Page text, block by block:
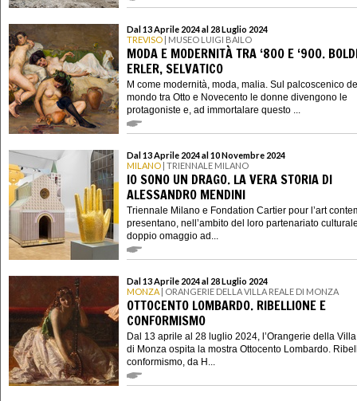
Dal 13 Aprile 2024 al 28 Luglio 2024
TREVISO | MUSEO LUIGI BAILO
MODA E MODERNITÀ TRA ‘800 E ‘900.
ERLER, SELVATICO
M come modernità, moda, malia. Sul palcoscenico
mondo tra Otto e Novecento le donne divengono le
protagoniste e, ad immortalare questo ...
Dal 13 Aprile 2024 al 10 Novembre 2024
MILANO | TRIENNALE MILANO
IO SONO UN DRAGO. LA VERA STORIA DI
ALESSANDRO MENDINI
Triennale Milano e Fondation Cartier pour l’art
presentano, nell’ambito del loro partenariato
doppio omaggio ad...
Dal 13 Aprile 2024 al 28 Luglio 2024
MONZA | ORANGERIE DELLA VILLA REALE DI MONZA
OTTOCENTO LOMBARDO. RIBELLIONE E
CONFORMISMO
Dal 13 aprile al 28 luglio 2024, l’Orangerie della
di Monza ospita la mostra Ottocento Lombardo.
conformismo, da H...